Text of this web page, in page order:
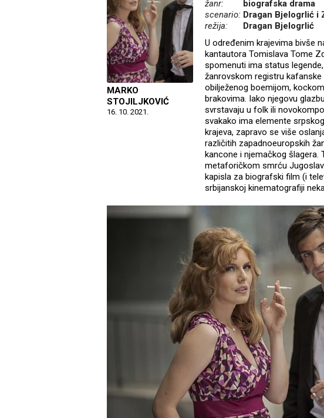
MARKO
STOJILJKOVIĆ
16. 10. 2021.
žanr:
biografska drama
scenario: Dragan Bjelogrlić i
režija:
Dragan Bjelogrlić
U određenim krajevima bivše
kantautora Tomislava Tome
spomenuti ima status
žanrovskom registru
obilježenog boemijom,
brakovima. Iako njegovu
svrstavaju u folk ili
svakako ima elemente
krajeva, zapravo se više
različitih zapadnoeuropskih
kancone i njemačkog šlagera.
metaforičkom smrću
kapisla za biografski film (i
srbijanskoj kinematografiji